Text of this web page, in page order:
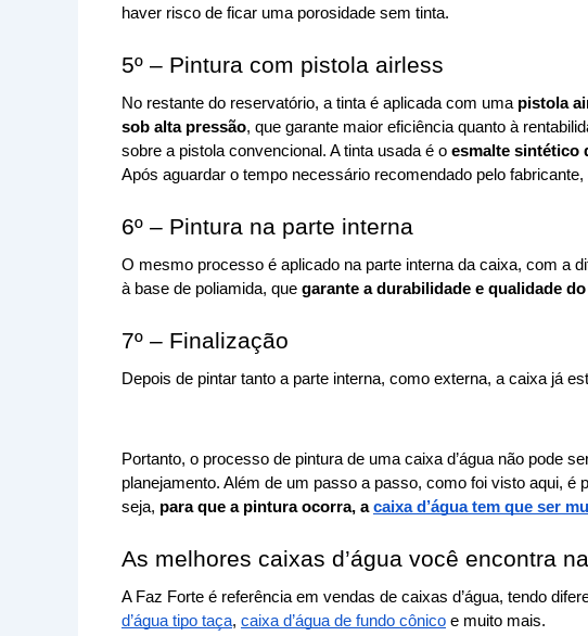
haver risco de ficar uma porosidade sem tinta.
5º – Pintura com pistola airless
No restante do reservatório, a tinta é aplicada com uma pistola
sob alta pressão, que garante maior eficiência quanto à
sobre a pistola convencional. A tinta usada é o esmalte sintético
Após aguardar o tempo necessário recomendado pelo
6º – Pintura na parte interna
O mesmo processo é aplicado na parte interna da caixa, com a
à base de poliamida, que garante a durabilidade e qualidade
7º – Finalização
Depois de pintar tanto a parte interna, como externa, a caixa já
Portanto, o processo de pintura de uma caixa d’água não pode
planejamento. Além de um passo a passo, como foi visto aqui, é
seja, para que a pintura ocorra, a caixa d’água tem que ser
As melhores caixas d’água você encontra
A Faz Forte é referência em vendas de caixas d’água, tendo
d’água tipo taça, caixa d’água de fundo cônico e muito mais.